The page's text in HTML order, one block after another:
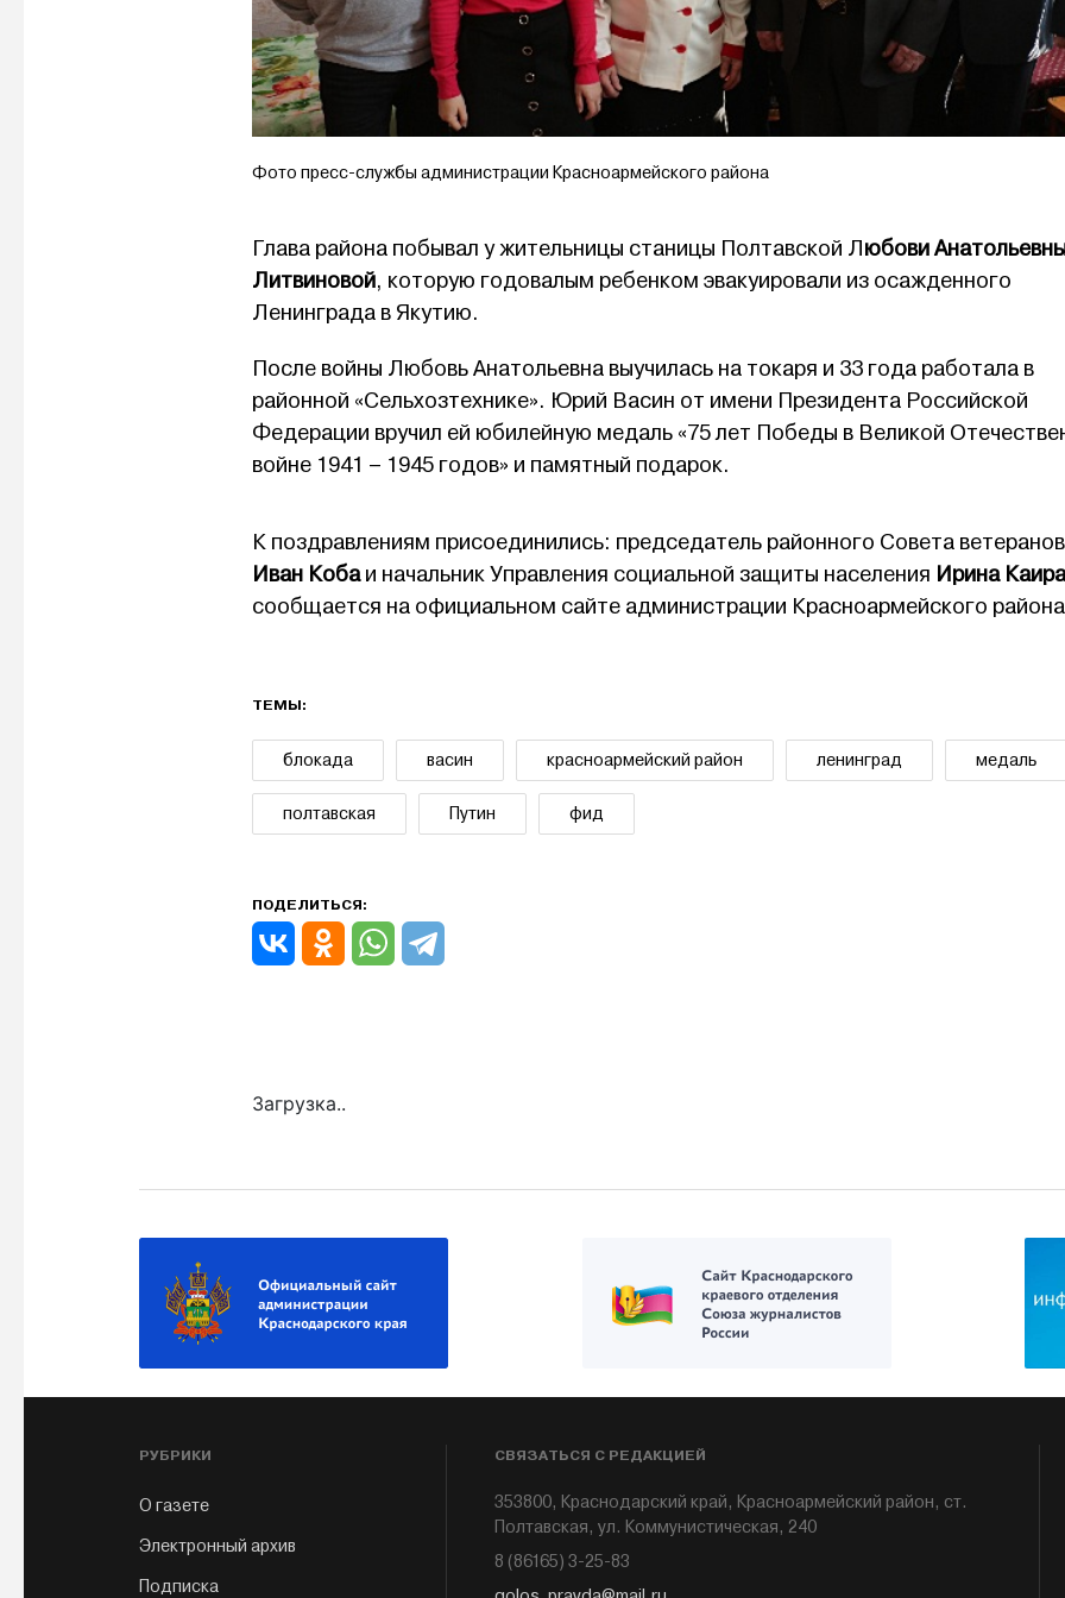
Фото пресс-службы администрации Красноармейского района
Глава района побывал у жительницы станицы Полтавской Любови
Литвиновой, которую годовалым ребенком эвакуировали из осажденного
Ленинграда в Якутию.
После войны Любовь Анатольевна выучилась на токаря и 33 года работала в
районной «Сельхозтехнике». Юрий Васин от имени Президента Российской
Федерации вручил ей юбилейную медаль «75 лет Победы в Великой
войне 1941 – 1945 годов» и памятный подарок.
К поздравлениям присоединились: председатель районного Совета ветеранов
Иван Кобаи начальник Управления социальной защиты населения Ирина Каира
сообщается на официальном сайте администрации Красноармейского
ТЕМЫ:
блокада васин красноармейский район ленинград медаль
полтавская Путин фид
ПОДЕЛИТЬСЯ:
Загрузка..
РУБРИКИ
О газете
Электронный архив
Подписка
СВЯЗАТЬСЯ С РЕДАКЦИЕЙ
353800, Краснодарский край, Красноармейский район, ст.
Полтавская, ул. Коммунистическая, 240
8 (86165) 3-25-83